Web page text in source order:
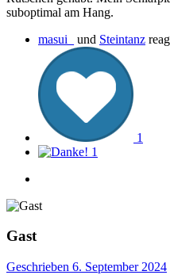
suboptimal am Hang.
masui_
und Steintanz
1
1
Gast
Geschrieben 6. September 2024